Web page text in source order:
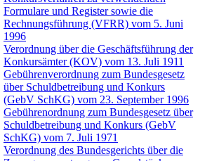
Formulare und Register sowie die
Rechnungsführung (VFRR) vom 5. Juni
1996
Verordnung über die Geschäftsführung der
Konkursämter (KOV) vom 13. Juli 1911
Gebührenverordnung zum Bundesgesetz
über Schuldbetreibung und Konkurs
(GebV SchKG) vom 23. September 1996
Gebührenordnung zum Bundesgesetz über
Schuldbetreibung und Konkurs (GebV
SchKG) vom 7. Juli 1971
Verordnung des Bundesgerichts über die